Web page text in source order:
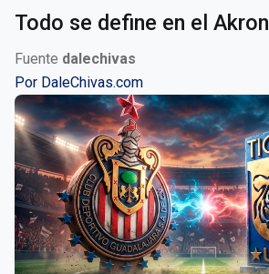
Todo se define en el Akron
Fuente dalechivas
Por DaleChivas.com